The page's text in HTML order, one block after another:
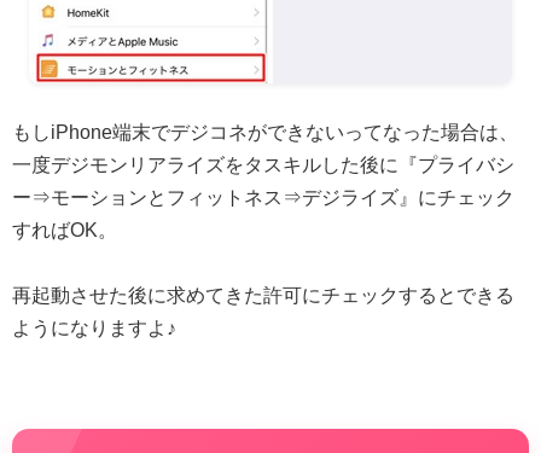
もしiPhone端末でデジコネができないってなった場合は、
一度デジモンリアライズをタスキルした後に『プライバシ
ー⇒モーションとフィットネス⇒デジライズ』にチェック
すればOK。
再起動させた後に求めてきた許可にチェックするとできる
ようになりますよ♪